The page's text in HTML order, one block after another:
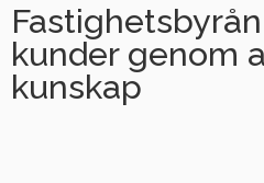
kunder genom
kunskap